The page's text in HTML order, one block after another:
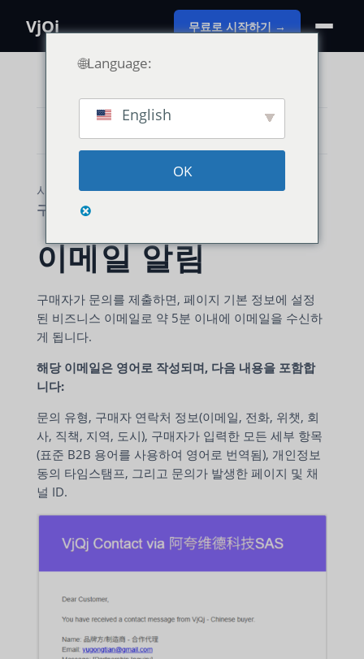
VjQj 무료로 시작하기 →
사용 가이드
VjQj 플랫폼 매뉴얼
구매자 문의
이메일 알림
구매자가 문의를 제출하면, 페이지 기본 정보에 설정
된 비즈니스 이메일로 약 5분 이내에 이메일을 수신하
게 됩니다.
해당 이메일은 영어로 작성되며, 다음 내용을 포함합
니다:
문의 유형, 구매자 연락처 정보(이메일, 전화, 위챗, 회
사, 직책, 지역, 도시), 구매자가 입력한 모든 세부 항목
(표준 B2B 용어를 사용하여 영어로 번역됨), 개인정보
동의 타임스탬프, 그리고 문의가 발생한 페이지 및 채
널 ID.
🌐Language:
English
OK